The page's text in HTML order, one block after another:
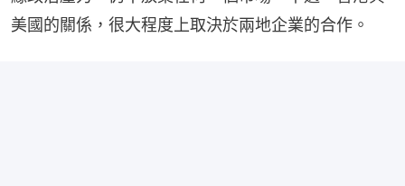
美國的關係，很大程度上取決於兩地企業的合作。